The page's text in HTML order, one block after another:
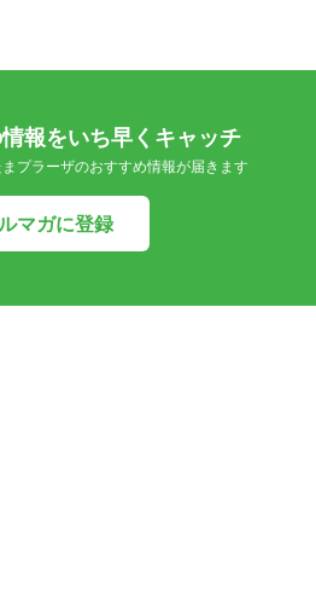
報をいち早くキャッチ
プラーザのおすすめ情報が届きます
マガに登録